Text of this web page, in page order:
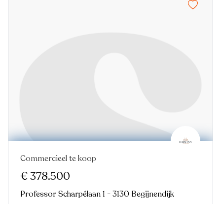
Nieuw
Commercieel te koop
€ 378.500
Professor Scharpélaan 1 - 3130 Begijnendijk